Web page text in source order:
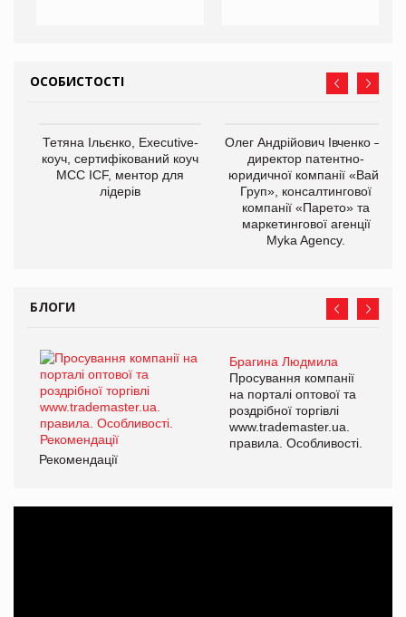
ОСОБИСТОСТІ
Тетяна Ільєнко, Executive-
коуч, сертифікований коуч
МСС ICF, ментор для
лідерів
Олег Андрійович Івченко —
директор патентно-
юридичної компанії «Вайз
Груп», консалтингової
компанії «Парето» та
маркетингової агенції
Myka Agency.
БЛОГИ
Брагина Людмила
Просування компанії
на порталі оптової та
роздрібної торгівлі
www.trademaster.ua.
правила. Особливості.
Рекомендації